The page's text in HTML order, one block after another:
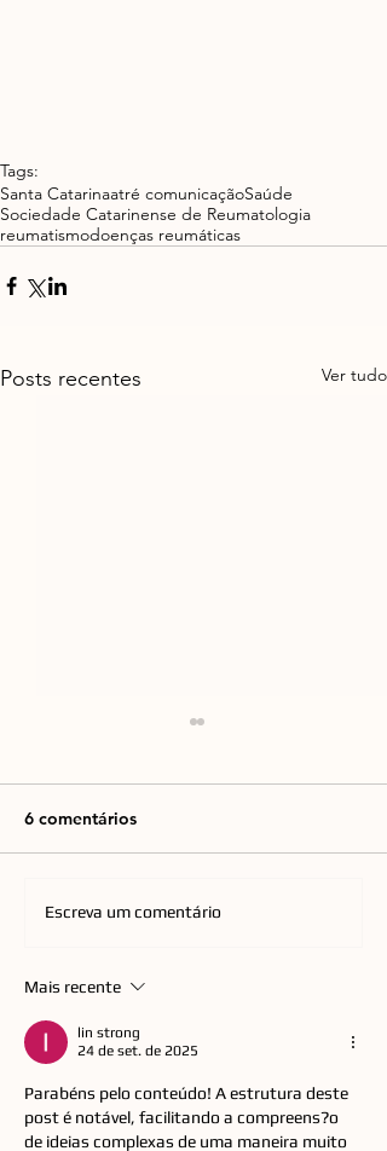
Tags:
Santa Catarinaatré comunicaçãoSaúde
Sociedade Catarinense de Reumatologia
reumatismodoenças reumáticas
Posts recentes Ver tudo
Emicida chega à Arena
homenageia os Racionais
6 comentários
Escreva um comentário
Mais recente
lin strong
24 de set. de 2025
Parabéns pelo conteúdo! A estrutura deste
post é notável, facilitando a compreens?o
de ideias complexas de uma maneira muito